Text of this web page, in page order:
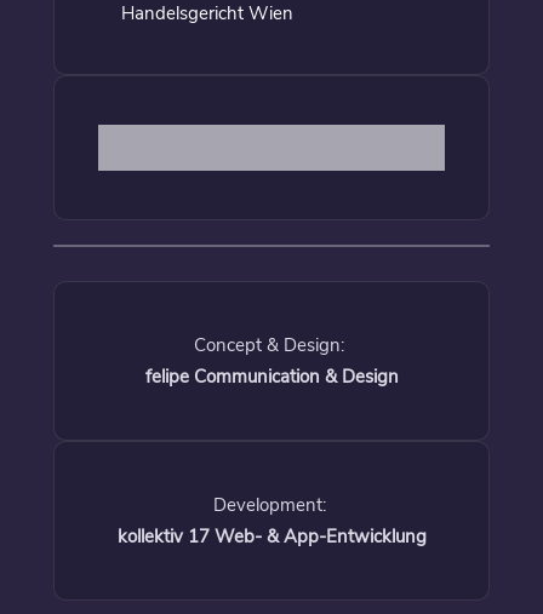
Handelsgericht Wien
Concept & Design:
felipe Communication & Design
Development:
kollektiv 17 Web- & App-Entwicklung